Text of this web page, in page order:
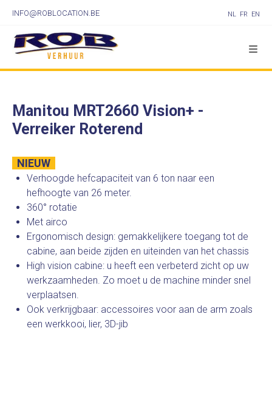
INFO@ROBLOCATION.BE NL FR EN
Manitou MRT2660 Vision+ -
Verreiker Roterend
NIEUW
Verhoogde hefcapaciteit van 6 ton naar een
hefhoogte van 26 meter.
360° rotatie
Met airco
Ergonomisch design: gemakkelijkere toegang tot de
cabine, aan beide zijden en uiteinden van het chassis
High vision cabine: u heeft een verbeterd zicht op uw
werkzaamheden. Zo moet u de machine minder snel
verplaatsen.
Ook verkrijgbaar: accessoires voor aan de arm zoals
een werkkooi, lier, 3D-jib